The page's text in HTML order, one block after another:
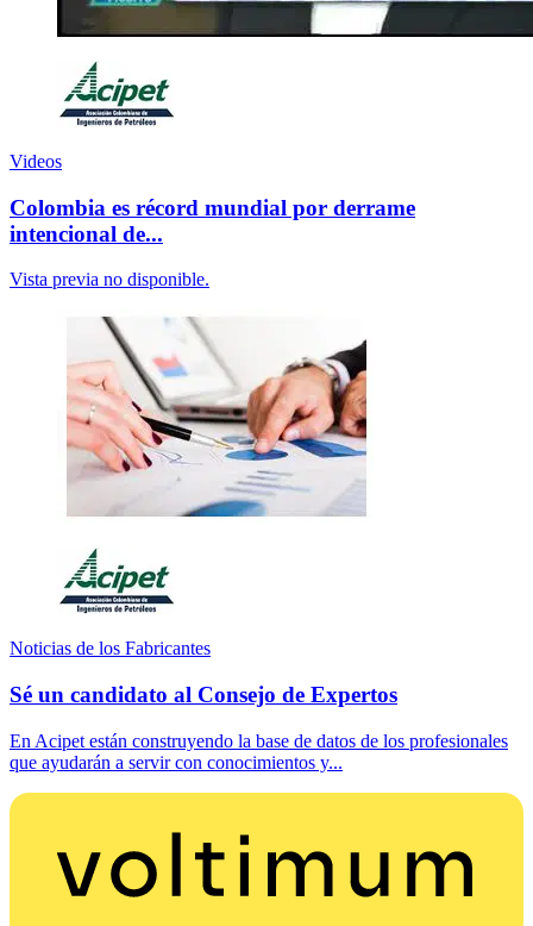
Videos
Colombia es récord mundial por derrame
intencional de...
Vista previa no disponible.
Noticias de los Fabricantes
Sé un candidato al Consejo de Expertos
En Acipet están construyendo la base de datos de los profesionales
que ayudarán a servir con conocimientos y...